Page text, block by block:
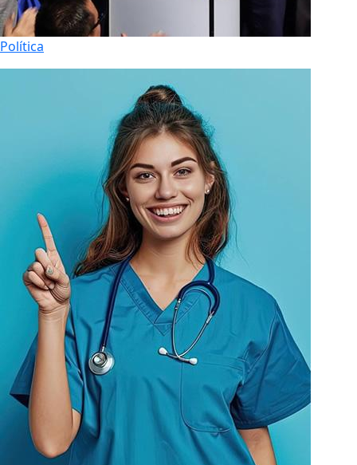
Política